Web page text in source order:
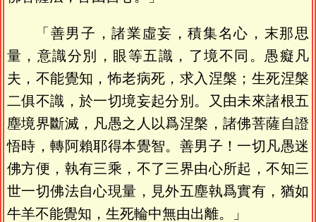
「善男子，諸業虛妄，積集名心，末那思
量，意識分別，眼等五識，了境不同。愚癡凡
夫，不能覺知，怖老病死，求入涅槃；生死涅槃
二俱不識，於一切境妄起分別。又由未來諸根五
塵境界斷滅，凡愚之人以爲涅槃，諸佛菩薩自證
悟時，轉阿賴耶得本覺智。善男子！一切凡愚迷
佛方便，執有三乘，不了三界由心所起，不知三
世一切佛法自心現量，見外五塵執爲實有，猶如
牛羊不能覺知，生死輪中無由出離。」